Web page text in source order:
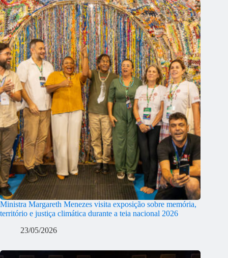
Ministra Margareth Menezes visita exposição sobre memória,
território e justiça climática durante a teia nacional 2026
23/05/2026